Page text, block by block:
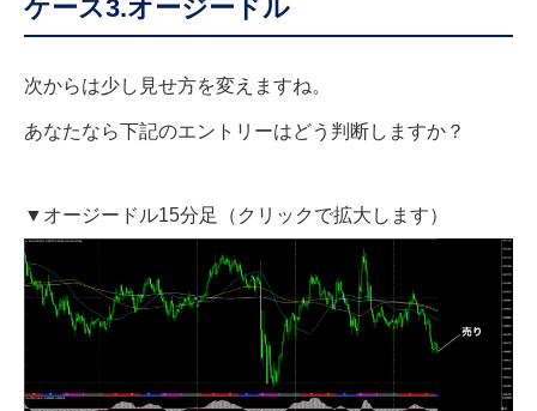
ケース3.オージードル
次からは少し見せ方を変えますね。
あなたなら下記のエントリーはどう判断しますか？
▼オージードル15分足（クリックで拡大します）